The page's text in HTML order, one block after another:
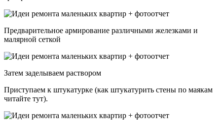
Предварительное армирование различными железками и
малярной сеткой
Затем заделываем раствором
Приступаем к штукатурке (как штукатурить стены по маякам
читайте тут).